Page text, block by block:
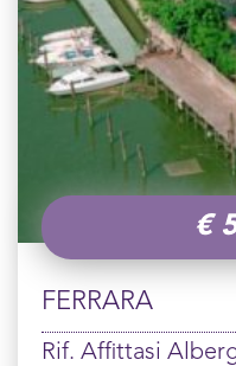
€
FERRARA
Rif. Affittasi